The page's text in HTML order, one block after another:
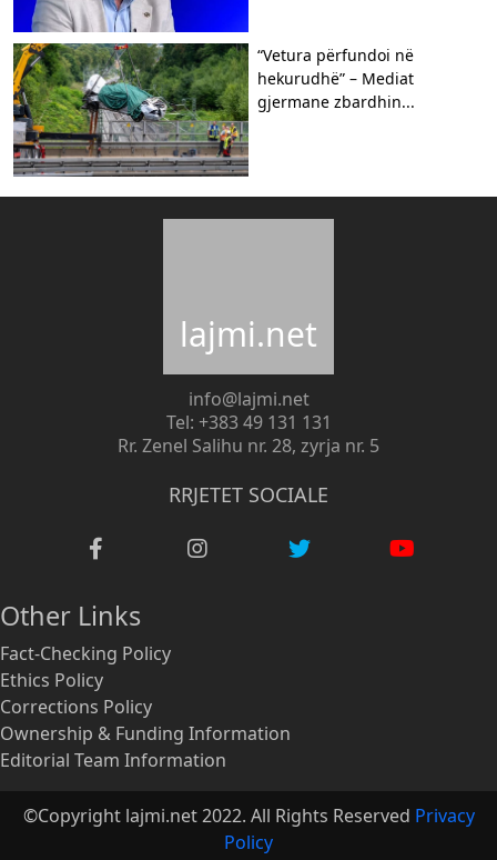
“Vetura përfundoi në
hekurudhë” – Mediat
gjermane zbardhin...
lajmi.net
info@lajmi.net
Tel: +383 49 131 131
Rr. Zenel Salihu nr. 28, zyrja nr. 5
RRJETET SOCIALE
Other Links
Fact-Checking Policy
Ethics Policy
Corrections Policy
Ownership & Funding Information
Editorial Team Information
©Copyright lajmi.net 2022. All Rights Reserved Privacy
Policy